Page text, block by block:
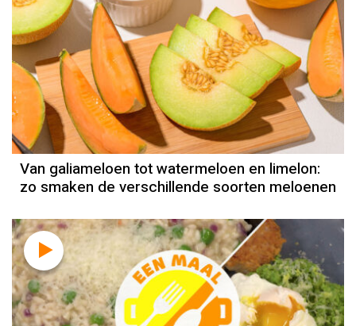
Van galiameloen tot watermeloen en limelon:
zo smaken de verschillende soorten meloenen